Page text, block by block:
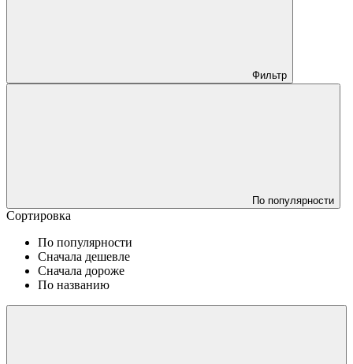
Фильтр
По популярности
Сортировка
По популярности
Сначала дешевле
Сначала дороже
По названию